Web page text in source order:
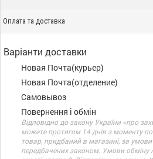
Оплата та доставка
Варіанти доставки
Новая Почта(курьер)
Новая Почта(отделение)
Самовывоз
Повернення і обмін
Відповідно до закону України «про
можете протягом 14 днів з моменту
товар, придбаний в магазині, за
передбачених законом. Умови обміну